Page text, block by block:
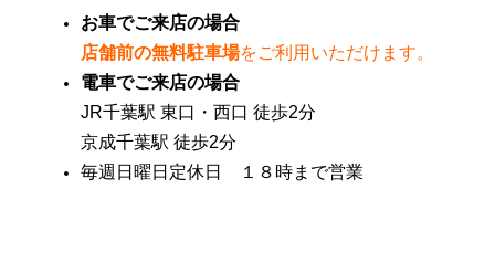
お車でご来店の場合
店舗前の無料駐車場をご利用いただけます。
電車でご来店の場合
JR千葉駅 東口・西口 徒歩2分
京成千葉駅 徒歩2分
毎週日曜日定休日 １８時まで営業